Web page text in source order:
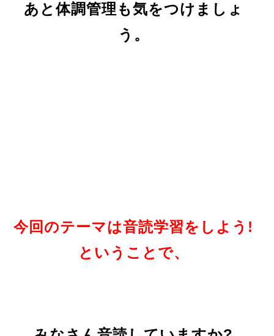
あと体調管理も気をつけましょ
う。
今回のテーマは音読学習をしよう!
ということで、